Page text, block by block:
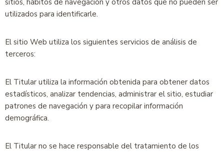
utilizados para identificarle.
El sitio Web utiliza los siguientes servicios de análisis de
terceros:
El Titular utiliza la información obtenida para obtener datos
estadísticos, analizar tendencias, administrar el sitio, estudiar
patrones de navegación y para recopilar información
demográfica.
El Titular no se hace responsable del tratamiento de los